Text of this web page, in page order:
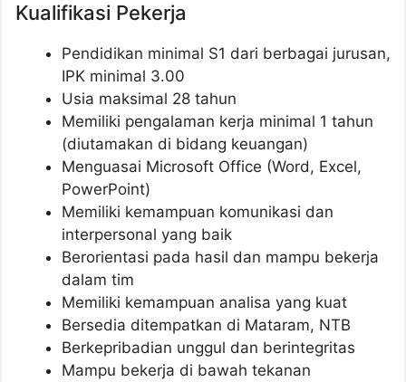
Kualifikasi Pekerja
Pendidikan minimal S1 dari berbagai jurusan,
IPK minimal 3.00
Usia maksimal 28 tahun
Memiliki pengalaman kerja minimal 1 tahun
(diutamakan di bidang keuangan)
Menguasai Microsoft Office (Word, Excel,
PowerPoint)
Memiliki kemampuan komunikasi dan
interpersonal yang baik
Berorientasi pada hasil dan mampu bekerja
dalam tim
Memiliki kemampuan analisa yang kuat
Bersedia ditempatkan di Mataram, NTB
Berkepribadian unggul dan berintegritas
Mampu bekerja di bawah tekanan